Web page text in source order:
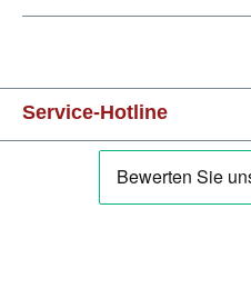
Service-Hotline